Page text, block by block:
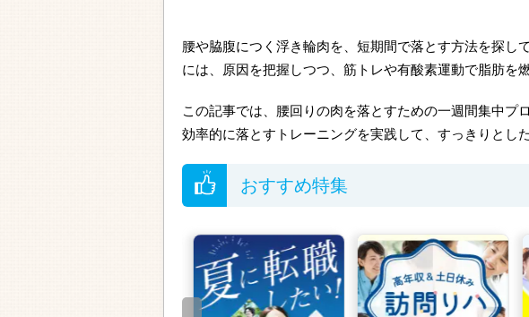
腰や脇腹につく浮き輪肉を、短期間で落とす方法を探し
には、原因を把握しつつ、筋トレや有酸素運動で脂肪を
この記事では、腰回りの肉を落とすための一週間集中プ
効率的に落とすトレーニングを実践して、すっきりとし
おすすめ特集